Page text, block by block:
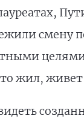
смену
жил,